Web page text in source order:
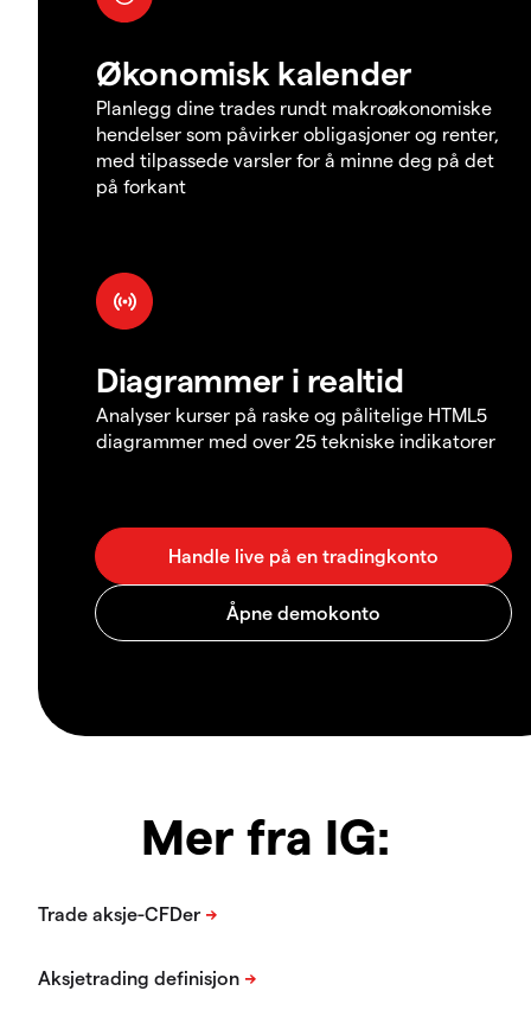
Økonomisk kalender
Planlegg dine trades rundt makroøkonomiske
hendelser som påvirker obligasjoner og renter,
med tilpassede varsler for å minne deg på det
på forkant
Diagrammer i realtid
Analyser kurser på raske og pålitelige HTML5
diagrammer med over 25 tekniske indikatorer
Mer fra IG: